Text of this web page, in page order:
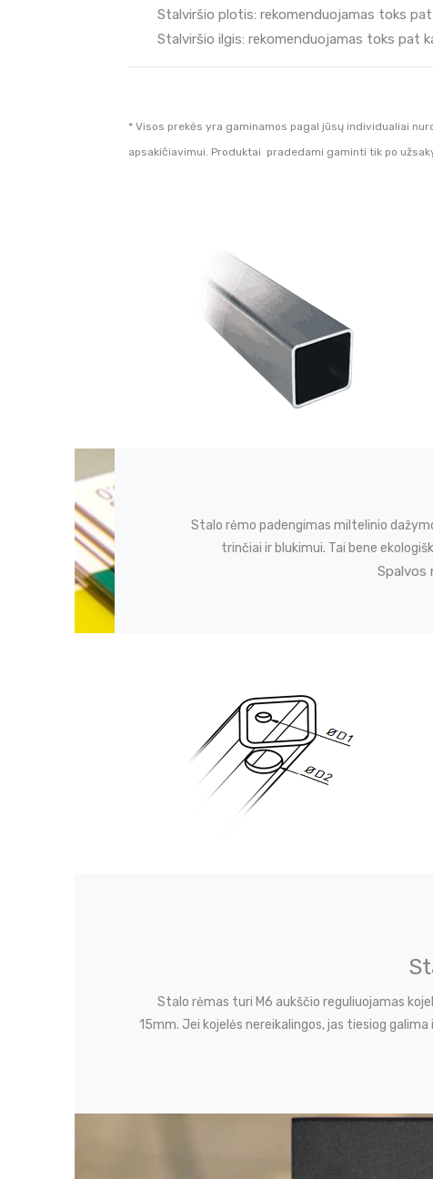
Stalviršio plotis:rekomenduojamas toks
Stalviršio ilgis:rekomenduojamas toks pat
* Visos prekės yra gaminamos pagal jūsų individualiai
apsakičiavimui. Produktai pradedami gaminti tik po
Stalo rėmo padengimas miltelinio
trinčiai ir blukimui. Tai bene
Spalvos
Stalo rėmas turi M6 aukščio reguliuojamas
15mm. Jei kojelės nereikalingos, jas tiesiog